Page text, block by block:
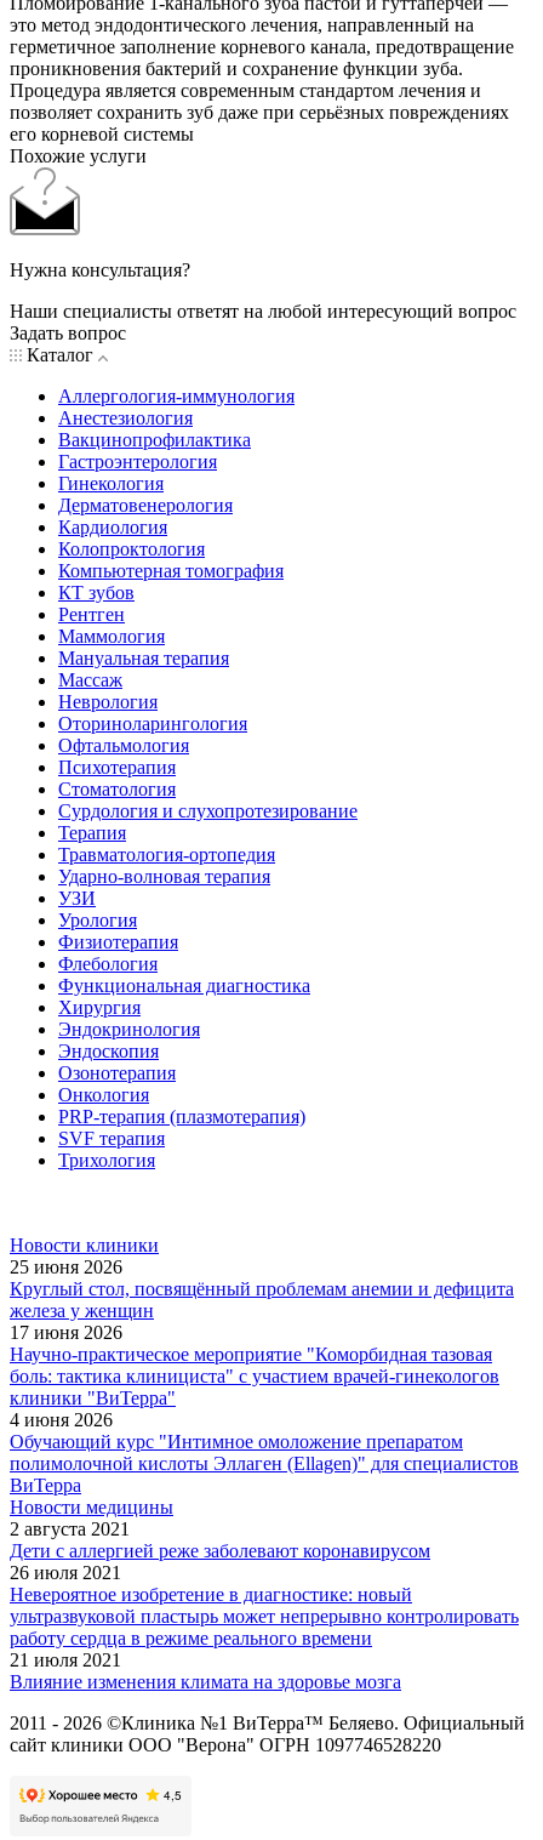
это метод эндодонтического лечения, направленный на
герметичное заполнение корневого канала, предотвращение
проникновения бактерий и сохранение функции зуба.
Процедура является современным стандартом лечения и
позволяет сохранить зуб даже при серьёзных повреждениях
его корневой системы
Похожие услуги
Нужна консультация?
Наши специалисты ответят на любой интересующий вопрос
Задать вопрос
Каталог
Аллергология-иммунология
Анестезиология
Вакцинопрофилактика
Гастроэнтерология
Гинекология
Дерматовенерология
Кардиология
Колопроктология
Компьютерная томография
КТ зубов
Рентген
Маммология
Мануальная терапия
Массаж
Неврология
Оториноларингология
Офтальмология
Психотерапия
Стоматология
Сурдология и слухопротезирование
Терапия
Травматология-ортопедия
Ударно-волновая терапия
УЗИ
Урология
Физиотерапия
Флебология
Функциональная диагностика
Хирургия
Эндокринология
Эндоскопия
Озонотерапия
Онкология
PRP-терапия (плазмотерапия)
SVF терапия
Трихология
Новости клиники
25 июня 2026
Круглый стол, посвящённый проблемам анемии и дефицита
железа у женщин
17 июня 2026
Научно-практическое мероприятие "Коморбидная тазовая
боль: тактика клинициста" с участием врачей-гинекологов
клиники "ВиТерра"
4 июня 2026
Обучающий курс "Интимное омоложение препаратом
полимолочной кислоты Эллаген (Ellagen)" для специалистов
ВиТерра
Новости медицины
2 августа 2021
Дети с аллергией реже заболевают коронавирусом
26 июля 2021
Невероятное изобретение в диагностике: новый
ультразвуковой пластырь может непрерывно контролировать
работу сердца в режиме реального времени
21 июля 2021
Влияние изменения климата на здоровье мозга
2011 - 2026 ©Клиника №1 ВиТерра™ Беляево. Официальный
сайт клиники ООО "Верона" ОГРН 1097746528220